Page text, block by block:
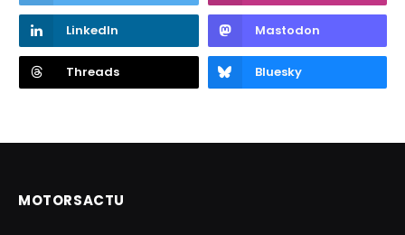
LinkedIn Mastodon
Threads Bluesky
MOTORSACTU